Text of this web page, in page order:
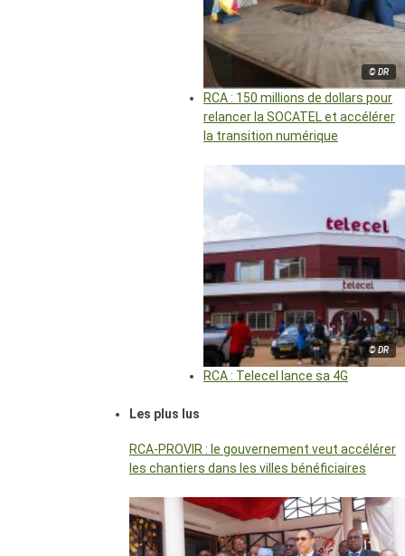
© DR
RCA : 150 millions de dollars pour
relancer la SOCATEL et accélérer
la transition numérique
© DR
RCA : Telecel lance sa 4G
Les plus lus
RCA-PROVIR : le gouvernement veut accélérer
les chantiers dans les villes bénéficiaires